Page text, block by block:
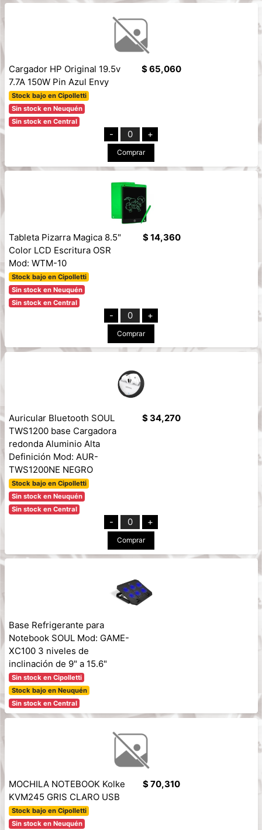
Cargador HP Original 19.5v
7.7A 150W Pin Azul Envy
Stock bajo en Cipolletti
Sin stock en Neuquén
Sin stock en Central
$ 65,060
- 0 +
Comprar
Tableta Pizarra Magica 8.5"
Color LCD Escritura OSR
Mod: WTM-10
Stock bajo en Cipolletti
Sin stock en Neuquén
Sin stock en Central
$ 14,360
- 0 +
Comprar
Auricular Bluetooth SOUL
TWS1200 base Cargadora
redonda Aluminio Alta
Definición Mod: AUR-
TWS1200NE NEGRO
Stock bajo en Cipolletti
Sin stock en Neuquén
Sin stock en Central
$ 34,270
- 0 +
Comprar
Base Refrigerante para
Notebook SOUL Mod: GAME-
XC100 3 niveles de
inclinación de 9" a 15.6"
Sin stock en Cipolletti
Stock bajo en Neuquén
Sin stock en Central
MOCHILA NOTEBOOK Kolke
KVM245 GRIS CLARO USB
Stock bajo en Cipolletti
Sin stock en Neuquén
$ 70,310